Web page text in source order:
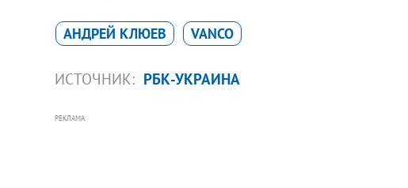
АНДРЕЙ КЛЮЕВ VANCO
ИСТОЧНИК: РБК-УКРАИНА
РЕКЛАМА